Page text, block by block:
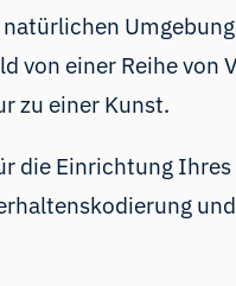
von einer Reihe
zu einer Kunst.
die Einrichtung